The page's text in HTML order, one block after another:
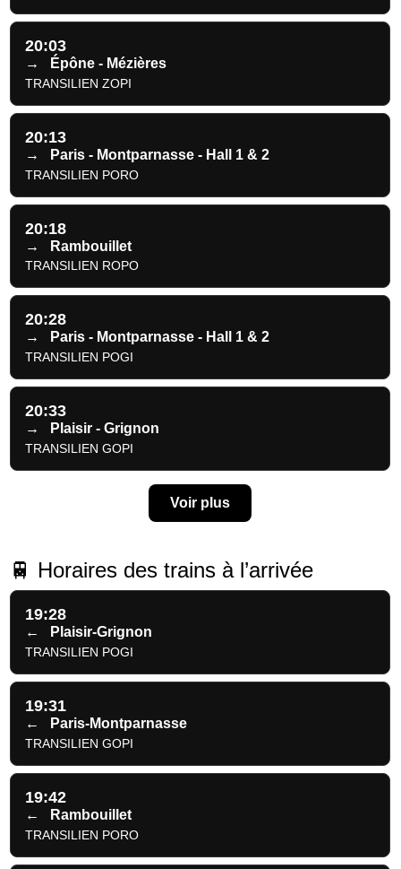
20:03
→ Épône - Mézières
TRANSILIEN ZOPI
20:13
→ Paris - Montparnasse - Hall 1 & 2
TRANSILIEN PORO
20:18
→ Rambouillet
TRANSILIEN ROPO
20:28
→ Paris - Montparnasse - Hall 1 & 2
TRANSILIEN POGI
20:33
→ Plaisir - Grignon
TRANSILIEN GOPI
Voir plus
🚆 Horaires des trains à l’arrivée
19:28
← Plaisir-Grignon
TRANSILIEN POGI
19:31
← Paris-Montparnasse
TRANSILIEN GOPI
19:42
← Rambouillet
TRANSILIEN PORO